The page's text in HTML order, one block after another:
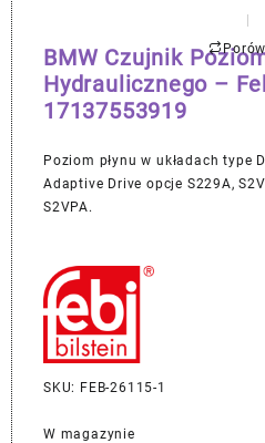
BMW Czujnik
Hydraulicznego –
17137553919
Poziom płynu w układach type
Adaptive Drive opcje S229A,
S2VPA.
SKU: FEB-26115-1
W magazynie